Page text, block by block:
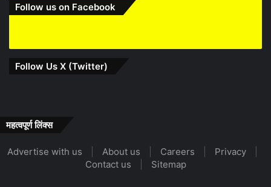
Follow us on Facebook
Follow Us X (Twitter)
महत्वपूर्ण लिंक्स
Advertise with us About us Careers Privacy
Contact us
Sitemap